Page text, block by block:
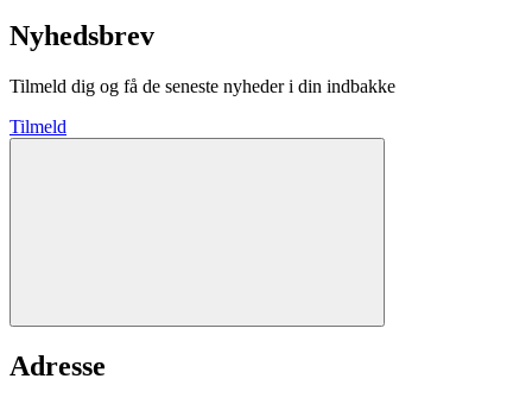
Nyhedsbrev
Tilmeld dig og få de seneste nyheder i din indbakke
Tilmeld
Adresse